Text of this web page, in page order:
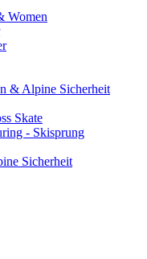
Women
& Alpine Sicherheit
Skate
- Skisprung
Sicherheit